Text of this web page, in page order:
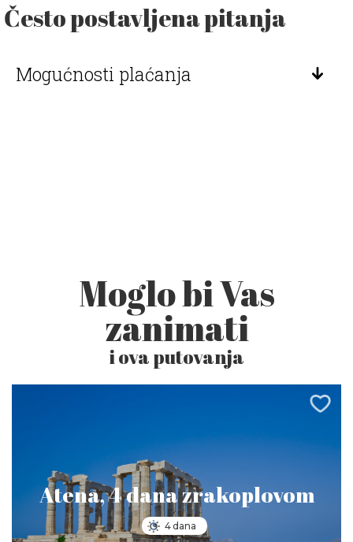
Često postavljena pitanja
Mogućnosti plaćanja
Moglo bi Vas
zanimati
i ova putovanja
Atena, 4 dana zrakoplovom
4 dana